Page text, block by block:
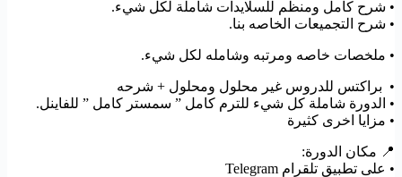
• شرح كامل ومنظم للسلايدات شاملة لكل شيء.
• شرح التجميعات الخاصه بنا.
• ملخصات خاصه ومرتبه وشامله لكل شيء.
• براكتس للدروس غير محلول ومحلول + شرحه
• الدورة شاملة كل شيء للترم كامل ” سمستر كامل ” للفاينل.
• مزايا اخرى كثيرة
📍 مكان الدورة:
• على تطبيق تلقرام Telegram